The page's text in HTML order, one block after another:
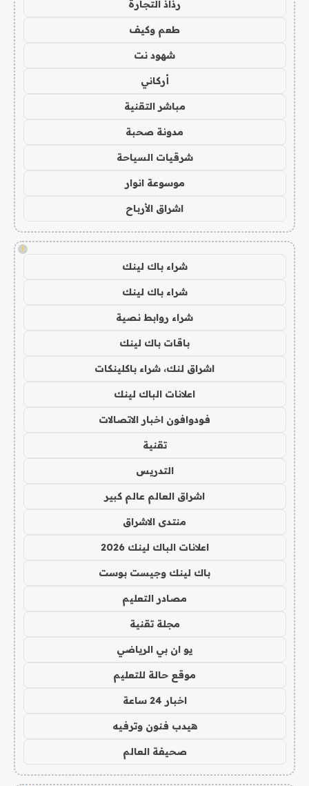
رذاذ التجارة
طعم وكيف
شهود نت
أركاني
مباشر التقنية
مدونة صحبة
شرقيات السياحة
موسوعة انوار
اشراق الأرباح
!
شراء باك لينك
شراء باك لينك
شراء روابط نصية
باقات باك لينك
اشراق لنك، شراء باكلينكات
اعلانات الباك لينك
فودوافون اخبار الاتصالات
تقنية
التدريس
اشراق العالم عالم كبير
منتدى الاشراق
اعلانات الباك لينك 2026
باك لينك وجيست بوست
مصادر التعليم
مجلة تقنية
يو ان بي الرياضي
موقع حالة للتعليم
اخبار 24 ساعة
هيدب فنون وترفيه
صحيفة العالم